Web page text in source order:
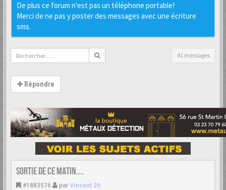
De plus ce forum n'est pas un téléphone portable!
Merci de ne pas y poster des messages avec une écriture
sms.
41 messages
Répondre
Sortie de ce matin....
#1883576 parVincent 29